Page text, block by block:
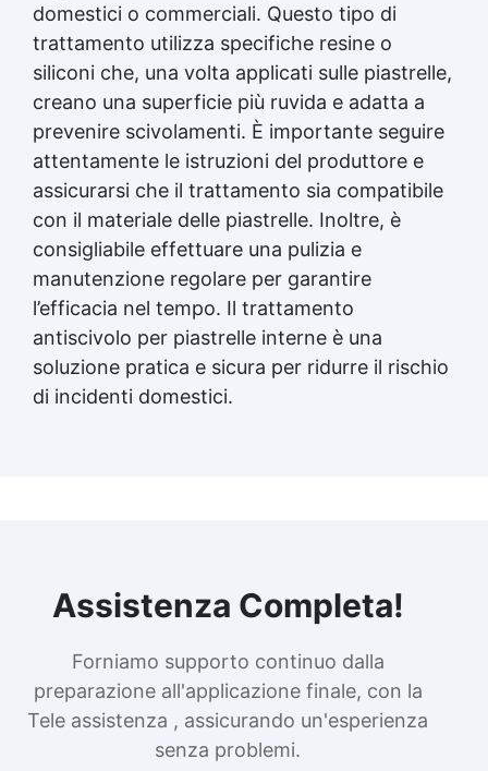
domestici o commerciali. Questo tipo di
trattamento utilizza specifiche resine o
siliconi che, una volta applicati sulle piastrelle,
creano una superficie più ruvida e adatta a
prevenire scivolamenti. È importante seguire
attentamente le istruzioni del produttore e
assicurarsi che il trattamento sia compatibile
con il materiale delle piastrelle. Inoltre, è
consigliabile effettuare una pulizia e
manutenzione regolare per garantire
l’efficacia nel tempo. Il trattamento
antiscivolo per piastrelle interne è una
soluzione pratica e sicura per ridurre il rischio
di incidenti domestici.
Assistenza Completa!
Forniamo supporto continuo dalla
preparazione all'applicazione finale, con la
Tele assistenza , assicurando un'esperienza
senza problemi.